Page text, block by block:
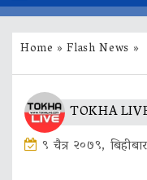
Home »Flash News »
TOKHA
९ चैत्र २०७९,